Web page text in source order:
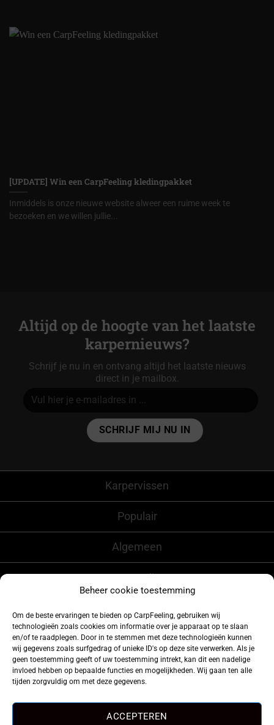
Beheer cookie toestemming
Om de beste ervaringen te bieden op CarpFeeling, gebruiken wij
technologieën zoals cookies om informatie over je apparaat op te slaan
en/of te raadplegen. Door in te stemmen met deze technologieën kunnen
wij gegevens zoals surfgedrag of unieke ID's op deze site verwerken. Als je
geen toestemming geeft of uw toestemming intrekt, kan dit een nadelige
invloed hebben op bepaalde functies en mogelijkheden. Wij gaan ten alle
tijden zorgvuldig om met deze gegevens.
ACCEPTEREN
[UPDATE] Win een CarpFeeling kledingpakket
Inmiddels is onze nieuwe website alweer een ruime week te
bezoeken en we willen jullie...
Altijd op de hoogte van het laatste
karpernieuws?
Schrijf je nu in en ontvang altijd het laatste nieuws
direct in je mailbox.
Karpervissen
Populair
Algemeen
CarpFeeling
Volg ons ook op